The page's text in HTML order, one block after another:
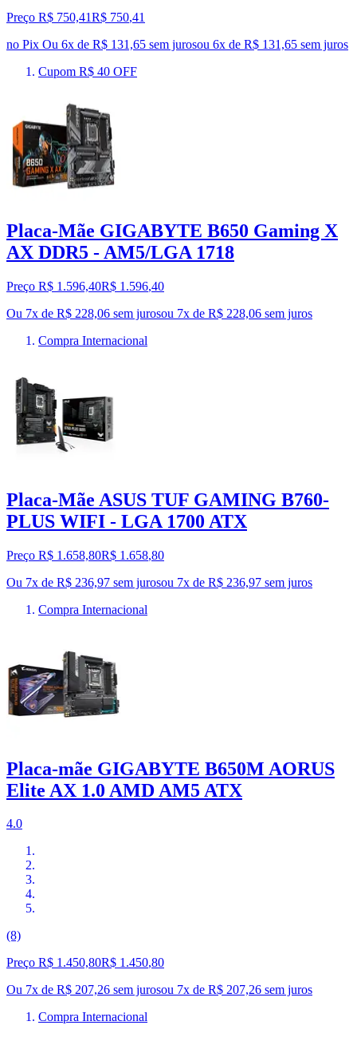
Preço R$ 750,41R$ 750,41
no Pix Ou 6x de R$ 131,65 sem jurosou 6x de R$ 131,65 sem juros
Cupom R$ 40 OFF
Placa-Mãe GIGABYTE B650 Gaming X
AX DDR5 - AM5/LGA 1718
Preço R$ 1.596,40R$ 1.596,40
Ou 7x de R$ 228,06 sem jurosou 7x de R$ 228,06 sem juros
Compra Internacional
Placa-Mãe ASUS TUF GAMING B760-
PLUS WIFI - LGA 1700 ATX
Preço R$ 1.658,80R$ 1.658,80
Ou 7x de R$ 236,97 sem jurosou 7x de R$ 236,97 sem juros
Compra Internacional
Placa-mãe GIGABYTE B650M AORUS
Elite AX 1.0 AMD AM5 ATX
4.0
(8)
Preço R$ 1.450,80R$ 1.450,80
Ou 7x de R$ 207,26 sem jurosou 7x de R$ 207,26 sem juros
Compra Internacional